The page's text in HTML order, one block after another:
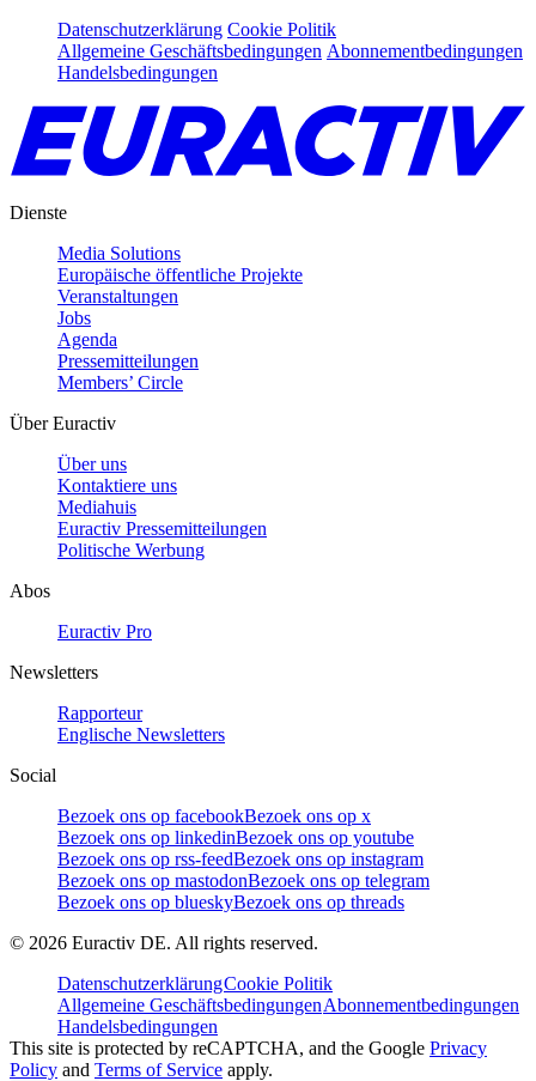
Datenschutzerklärung Cookie Politik
Allgemeine Geschäftsbedingungen Abonnementbedingungen
Handelsbedingungen
Dienste
Media Solutions
Europäische öffentliche Projekte
Veranstaltungen
Jobs
Agenda
Pressemitteilungen
Members’ Circle
Über Euractiv
Über uns
Kontaktiere uns
Mediahuis
Euractiv Pressemitteilungen
Politische Werbung
Abos
Euractiv Pro
Newsletters
Rapporteur
Englische Newsletters
Social
Bezoek ons op facebookBezoek ons op x
Bezoek ons op linkedinBezoek ons op youtube
Bezoek ons op rss-feedBezoek ons op instagram
Bezoek ons op mastodonBezoek ons op telegram
Bezoek ons op blueskyBezoek ons op threads
© 2026 Euractiv DE. All rights reserved.
DatenschutzerklärungCookie Politik
Allgemeine GeschäftsbedingungenAbonnementbedingungen
Handelsbedingungen
This site is protected by reCAPTCHA, and the Google Privacy
Policy and Terms of Service apply.